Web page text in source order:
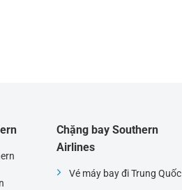
Chặng bay Southern
Airlines
Vé máy bay đi Trung Quốc